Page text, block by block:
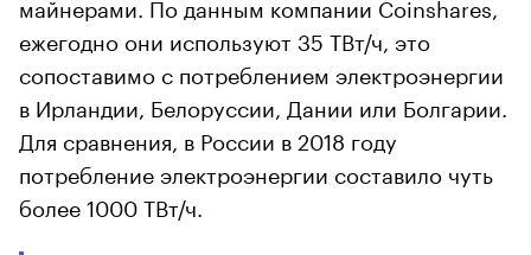
ежегодно они используют 35 ТВт/ч, это
сопоставимо с потреблением электроэнергии
в Ирландии, Белоруссии, Дании или Болгарии.
Для сравнения, в России в 2018 году
потребление электроэнергии составило чуть
более 1000 ТВт/ч.